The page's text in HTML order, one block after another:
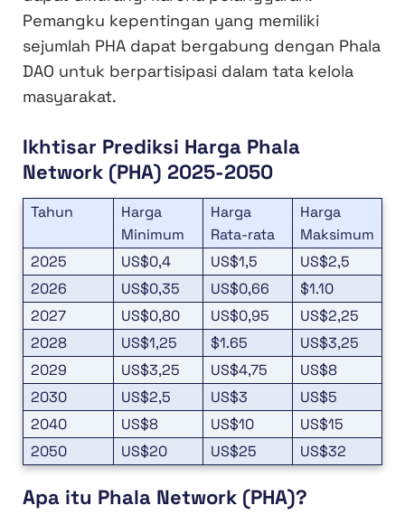
Pemangku kepentingan yang memiliki
sejumlah PHA dapat bergabung dengan Phala
DAO untuk berpartisipasi dalam tata kelola
masyarakat.
Ikhtisar Prediksi Harga Phala
Network (PHA) 2025-2050
Tahun
Harga
Minimum
Harga
Rata-rata
Harga
Maksimum
2025
US$0,4 US$1,5
US$2,5
2026
US$0,35 US$0,66
$1.10
2027
US$0,80 US$0,95
US$2,25
2028
US$1,25 $1.65
US$3,25
2029
US$3,25 US$4,75
US$8
2030
US$2,5 US$3
US$5
2040
US$8 US$10
US$15
2050
US$20 US$25 US$32
Apa itu Phala Network (PHA)?